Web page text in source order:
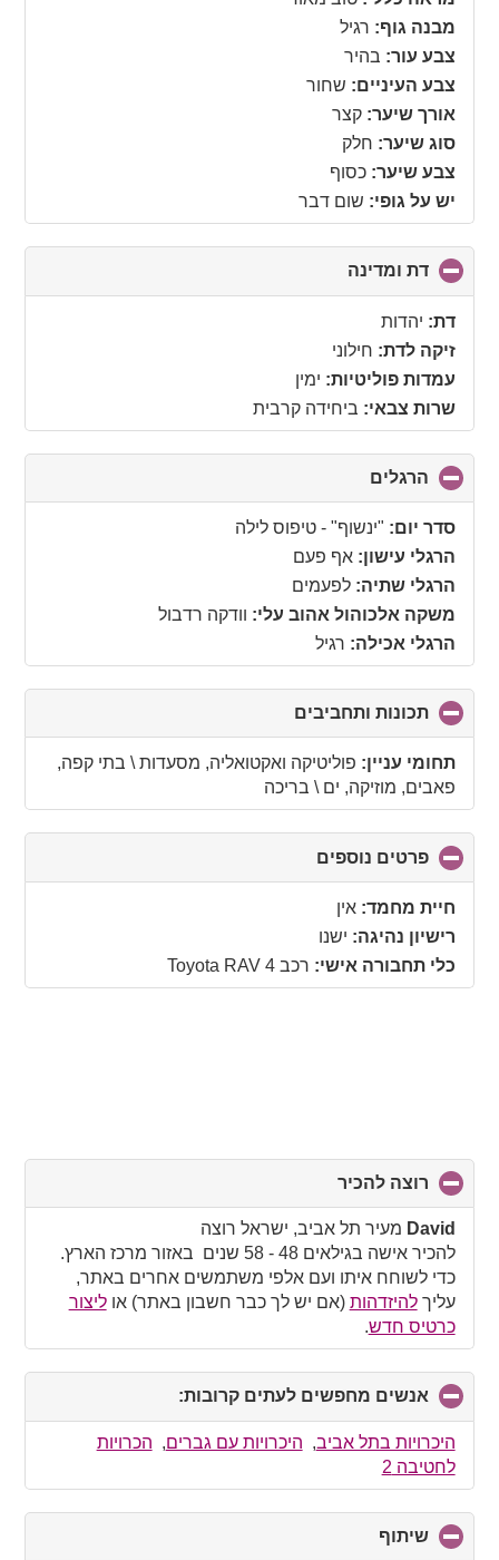
מבנה גוף: רגיל
צבע עור: בהיר
צבע העיניים: שחור
אורך שיער: קצר
סוג שיער: חלק
צבע שיער: כסוף
יש על גופי: שום דבר
דת ומדינה
to
דת: יהדות
זיקה לדת: חילוני
עמדות פוליטיות: ימין
שרות צבאי: ביחידה קרבית
הרגלים
to
collapse
סדר יום: "ינשוף" - טיפוס לילה
הרגלי עישון: אף פעם
הרגלי שתיה: לפעמים
משקה אלכוהול אהוב עלי: וודקה רדבול
הרגלי אכילה: רגיל
תכונות ותחביבים
to
collapse
contents
תחומי עניין: פוליטיקה ואקטואליה, מסעדות \ בתי קפה,
פאבים, מוזיקה, ים \ בריכה
פרטים נוספים
to
חיית מחמד: אין
רישיון נהיגה: ישנו
כלי תחבורה אישי: רכב Toyota RAV 4
רוצה להכיר
to
collapse
contents
David מעיר תל אביב, ישראל רוצה
להכיר אישה בגילאים 48 - 58 שנים באזור מרכז הארץ.
כדי לשוחח איתו ועם אלפי משתמשים אחרים באתר,
עליךלהיזדהות (אם יש לך כבר חשבון באתר) אוליצור
כרטיס חדש.
אנשים מחפשים לעתים קרובות:
to
collapse
היכרויות בתל אביב, היכרויות עם גברים, הכרויות
לחטיבה 2
שיתוף